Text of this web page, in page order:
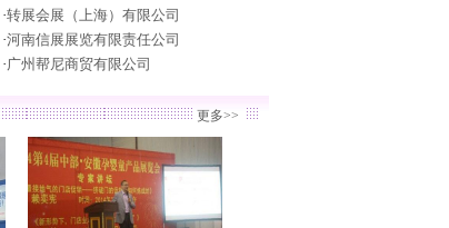
·转展会展（上海）有限公司
·河南信展展览有限责任公司
·广州帮尼商贸有限公司
更多>>